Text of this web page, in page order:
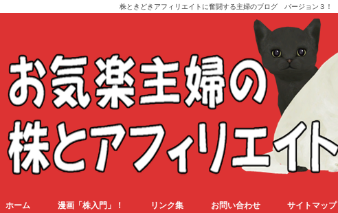
株ときどきアフィリエイトに奮闘する主婦のブログ バージョン３！
ホーム 漫画「株入門」！ リンク集 お問い合わせ サイトマップ